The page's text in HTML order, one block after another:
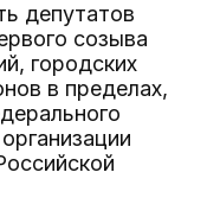
депутатов
созыва
городских
в пределах,